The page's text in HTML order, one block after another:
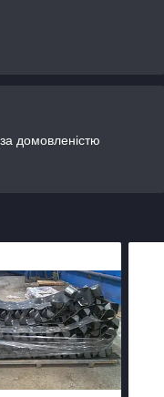
домовленістю